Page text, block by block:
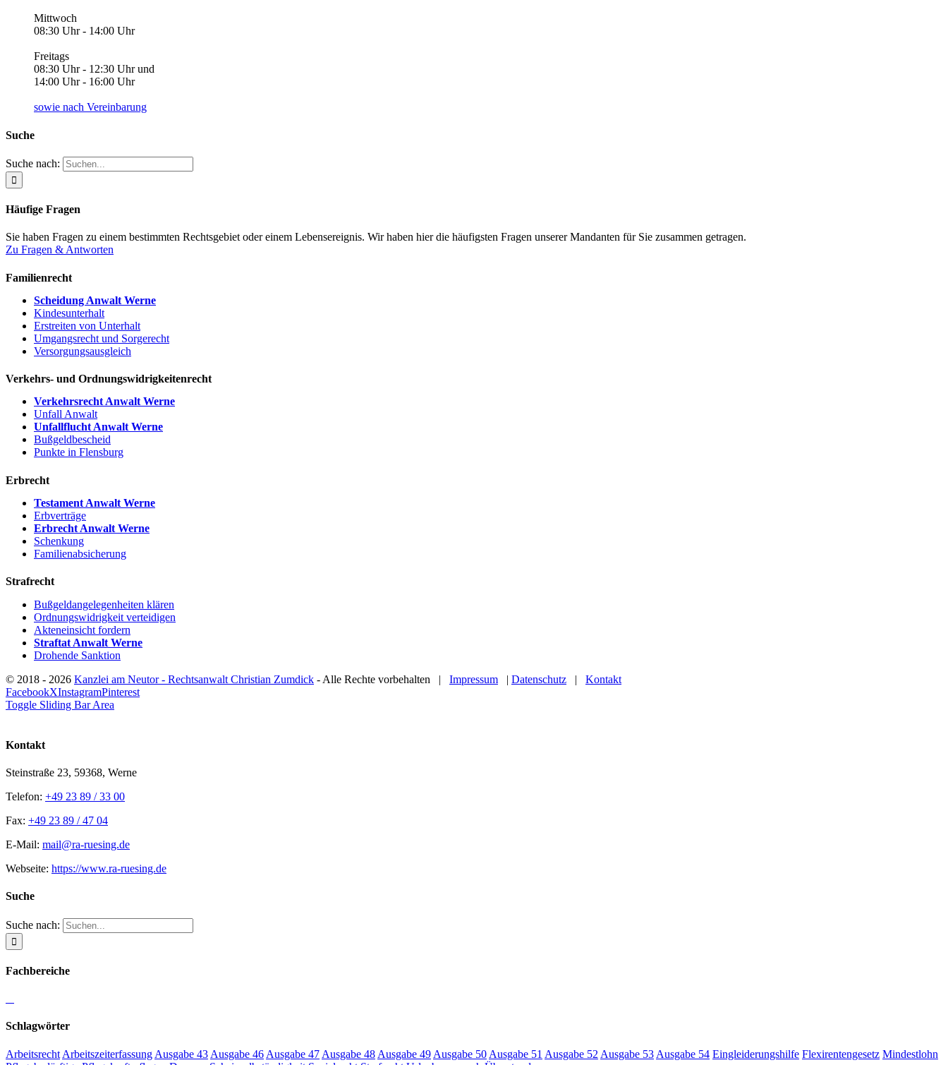
Mittwoch
08:30 Uhr - 14:00 Uhr
Freitags
08:30 Uhr - 12:30 Uhr und
14:00 Uhr - 16:00 Uhr
sowie nach Vereinbarung
Suche
Suche nach:
Häufige Fragen
Sie haben Fragen zu einem bestimmten Rechtsgebiet oder einem Lebensereignis. Wir haben hier die häufigsten Fragen unserer Mandanten für Sie zusammen getragen.
Zu Fragen & Antworten
Familienrecht
Scheidung Anwalt Werne
Kindesunterhalt
Erstreiten von Unterhalt
Umgangsrecht und Sorgerecht
Versorgungsausgleich
Verkehrs- und Ordnungswidrigkeitenrecht
Verkehrsrecht Anwalt Werne
Unfall Anwalt
Unfallflucht Anwalt Werne
Bußgeldbescheid
Punkte in Flensburg
Erbrecht
Testament Anwalt Werne
Erbverträge
Erbrecht Anwalt Werne
Schenkung
Familienabsicherung
Strafrecht
Bußgeldangelegenheiten klären
Ordnungswidrigkeit verteidigen
Akteneinsicht fordern
Straftat Anwalt Werne
Drohende Sanktion
© 2018 - 2026 Kanzlei am Neutor - Rechtsanwalt Christian Zumdick - Alle Rechte vorbehalten | Impressum | Datenschutz | Kontakt
FacebookXInstagramPinterest
Toggle Sliding Bar Area
Kontakt
Steinstraße 23, 59368, Werne
Telefon: +49 23 89 / 33 00
Fax: +49 23 89 / 47 04
E-Mail: mail@ra-ruesing.de
Webseite: https://www.ra-ruesing.de
Suche
Suche nach:
Fachbereiche
Schlagwörter
Arbeitsrecht Arbeitszeiterfassung Ausgabe 43 Ausgabe 46 Ausgabe 47 Ausgabe 48 Ausgabe 49 Ausgabe 50 Ausgabe 51 Ausgabe 52 Ausgabe 53 Ausgabe 54 Eingleiderungshilfe Flexirentengesetz Mindestlohn